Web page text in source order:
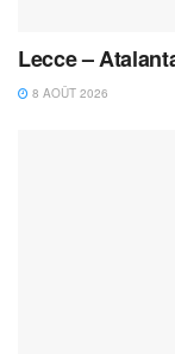
Lecce –
8 AOÛT 2026